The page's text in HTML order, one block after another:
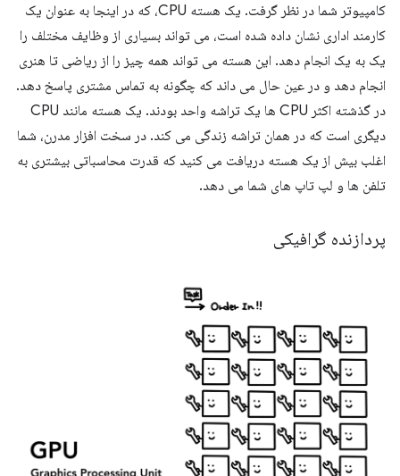
کامپیوتر شما در نظر گرفت. یک هسته CPU، که در اینجا به عنوان یک
کارمند اداری نشان داده شده است، می تواند بسیاری از وظایف مختلف را
یک به یک انجام دهد. این هسته می تواند همه چیز را از ریاضی تا هنری
انجام دهد و در عین حال می داند که چگونه به تماس مشتری پاسخ دهد.
در گذشته اکثر CPU ها یک تراشه واحد بودند. یک هسته مانند CPU
دیگری است که در همان تراشه زندگی می کند. در سخت افزار مدرن، شما
اغلب بیش از یک هسته دریافت می کنید که قدرت محاسباتی بیشتری به
تلفن ها و لپ تاپ های شما می دهد.
پردازنده گرافیکی